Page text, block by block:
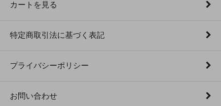
カートを見る
特定商取引法に基づく表記
プライバシーポリシー
お問い合わせ